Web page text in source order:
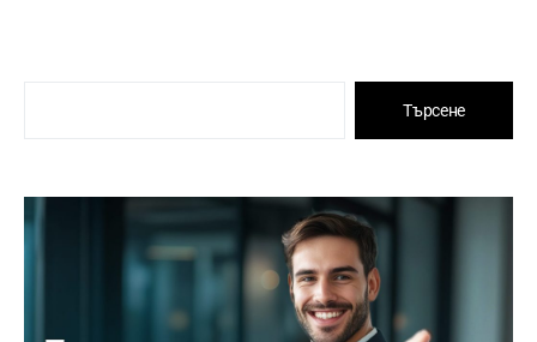
Търсене